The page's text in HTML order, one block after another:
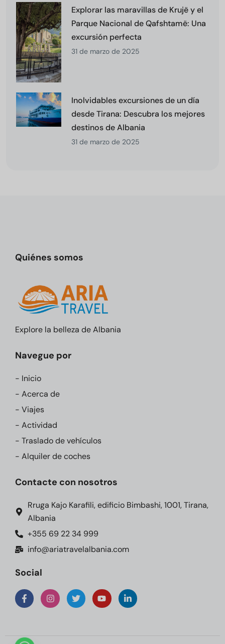
Explorar las maravillas de Krujë y el
Parque Nacional de Qafshtamë: Una
excursión perfecta
31 de marzo de 2025
Inolvidables excursiones de un día
desde Tirana: Descubra los mejores
destinos de Albania
31 de marzo de 2025
Quiénes somos
Explore la belleza de Albania
Navegue por
- Inicio
- Acerca de
- Viajes
- Actividad
- Traslado de vehículos
- Alquiler de coches
Contacte con nosotros
Rruga Kajo Karafili, edificio Bimbashi, 1001, Tirana,
Albania
+355 69 22 34 999
info@ariatravelalbania.com
Social